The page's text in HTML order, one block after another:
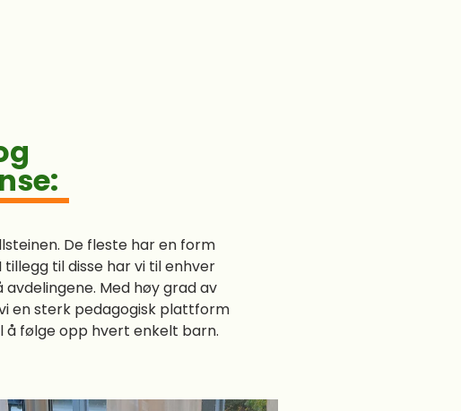
De fleste har en form
til disse har vi til enhver
Med høy grad av
en sterk pedagogisk plattform
følge opp hvert enkelt barn.